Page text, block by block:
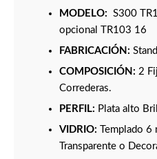
MODELO: S300
opcional TR103 16
FABRICACIÓN:
COMPOSICIÓN: 2
Correderas.
PERFIL: Plata alto
VIDRIO: Templado 6
Transparente o